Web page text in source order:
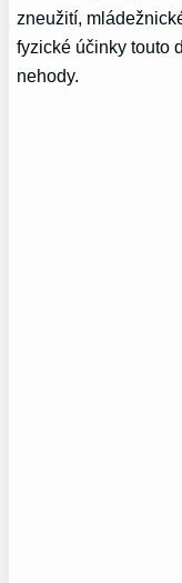
zneužití,
fyzické účinky touto
nehody.